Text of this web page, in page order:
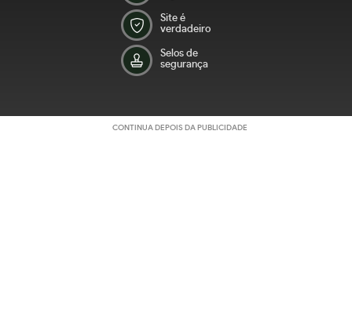
Site é
verdadeiro
Selos de
segurança
CONTINUA DEPOIS DA PUBLICIDADE